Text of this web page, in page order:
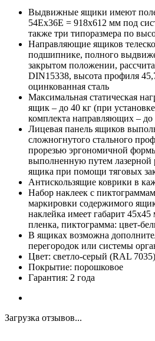
Выдвижные ящики имеют
54Ех36Е = 918х612 мм под
также три типоразмера по
Направляющие ящиков
подшипнике, полного
закрытом положении,
DIN15338, высота профиля
оцинкованная сталь
Максимальная статическая
ящик – до 40 кг (при
комплекта направляющих – до
Лицевая панель ящиков
сложногнутого стального
прорезью эргономичной
выполненную путем лазерной
ящика при помощи тяговых
Антискользящие коврики в
Набор наклеек с
маркировки содержимого
наклейка имеет габарит
пленка, пиктограмма: цвет-
В ящиках возможна
перегородок или системы
Цвет: светло-серый (RAL
Покрытие: порошковое
Гарантия: 2 года
Загрузка отзывов...